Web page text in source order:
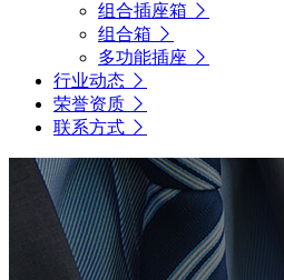
组合插座箱
组合箱
多功能插座
行业动态
荣誉资质
联系方式